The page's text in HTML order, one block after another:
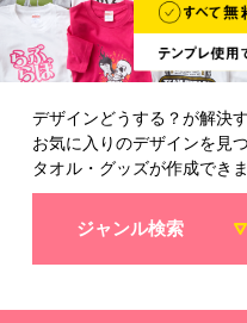
デザインどうする？が解決
お気に入りのデザインを見
タオル・グッズが作成できま
ジャンル検索